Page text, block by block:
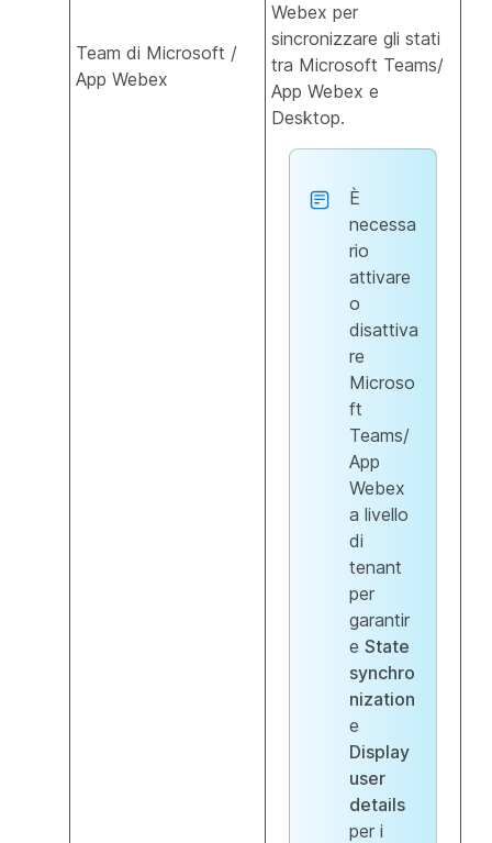
Team di Microsoft /
App Webex
Webex per
sincronizzare gli stati
tra Microsoft Teams/
App Webex e
Desktop.
È
necessa
rio
attivare
o
disattiva
re
Microso
ft
Teams/
App
Webex
a livello
di
tenant
per
garantir
e State
synchro
nization
e
Display
user
details
per i